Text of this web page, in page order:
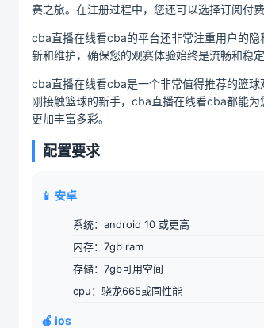
赛之旅。在注册过程中，您还可以选择订阅付
cba直播在线看cba的平台还非常注重用户的
新和维护，确保您的观赛体验始终是流畅和稳
cba直播在线看cba是一个非常值得推荐的篮
刚接触篮球的新手，cba直播在线看cba都能
更加丰富多彩。
配置要求
📱 安卓
系统：android 10 或更高
内存：7gb ram
存储：7gb可用空间
cpu：骁龙665或同性能
🍎 ios